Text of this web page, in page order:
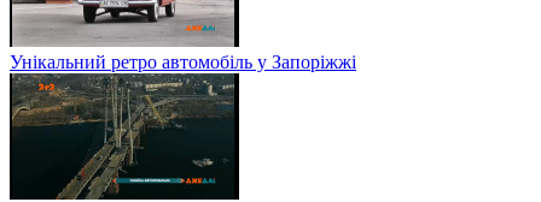
Унікальний ретро автомобіль у Запоріжжі